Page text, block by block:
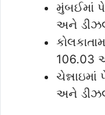
મુંબઈમાં
અને
106.03
ચેન્નાઇમાં
અને